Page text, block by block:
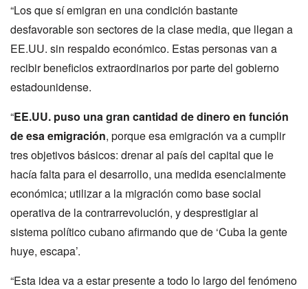
“Los que sí emigran en una condición bastante
desfavorable son sectores de la clase media, que llegan a
EE.UU. sin respaldo económico. Estas personas van a
recibir beneficios extraordinarios por parte del gobierno
estadounidense.
“EE.UU. puso una gran cantidad de dinero en función
de esa emigración, porque esa emigración va a cumplir
tres objetivos básicos: drenar al país del capital que le
hacía falta para el desarrollo, una medida esencialmente
económica; utilizar a la migración como base social
operativa de la contrarrevolución, y desprestigiar al
sistema político cubano afirmando que de ‘Cuba la gente
huye, escapa’.
“Esta idea va a estar presente a todo lo largo del fenómeno